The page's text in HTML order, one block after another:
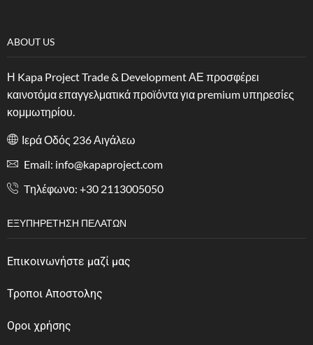
ABOUT US
Η Kapa Project Trade & Development ΑΕ προσφέρει
καινοτόμα επαγγελματικά προϊόντα για premium υπηρεσίες
κομμωτηρίου.
Ιερά Οδός 236 Αιγάλεω
Email: info@kapaproject.com
Tηλέφωνο: +30 2113005050
ΕΞΥΠΗΡΈΤΗΣΗ ΠΕΛΑΤΏΝ
Επικοινωνήστε μαζί μας
Τροποι Αποστολης
Οροι χρήσης